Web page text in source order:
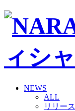
NEWS
ALL
リリース